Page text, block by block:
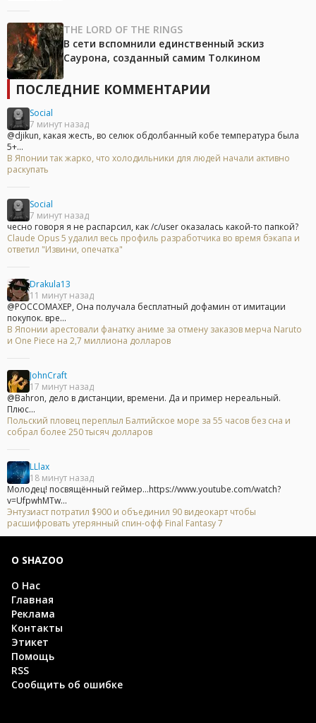
THE LORD OF THE RINGS
В сети вспомнили единственный эскиз
Саурона, созданный самим Толкином
ПОСЛЕДНИЕ КОММЕНТАРИИ
Social
7 минут назад
@djikun, какая жесть, во селюк обдолбанный кобе температура была
5+...
В Японии так жарко, что холодильники для людей начали активно
раскупать
Social
7 минут назад
чесно говоря я не распарсил, как /c/user оказалась какой-то папкой?
Claude Opus 5 удалил весь профиль разработчика во время бэкапа и
ответил "Извини, опечатка"
Drakula13
11 минут назад
@POCCOMAXEP, Она получала бесплатный дофамин от имитации
покупок. вре...
В Японии арестовали фанатку аниме за отмену заказов мерча Naruto
и One Piece на 2,7 миллиона долларов
JohnCraft
17 минут назад
@Bahron, дело в дистанции, времени. Да и пример нереальный.
Плюс...
Польский пловец переплыл Балтийское море за 55 часов без сна и
собрал более 250 тысяч долларов
LLlax
18 минут назад
Молодец! посвящённый геймер...https://www.youtube.com/watch?
v=UfpwhMTw...
Энтузиаст потратил $900 и объединил 90 видеокарт чтобы
расшифровать утерянный спин-офф Final Fantasy 7
О SHAZOO
О Нас
Главная
Реклама
Контакты
Этикет
Помощь
RSS
Сообщить об ошибке